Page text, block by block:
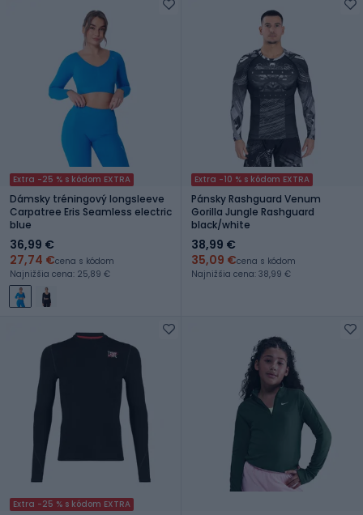
Extra -25 % s kódom EXTRA
Dámsky tréningový longsleeve
Carpatree Eris Seamless electric
blue
36,99 €
27,74 €cena s kódom
Najnižšia cena: 25,89 €
Extra -10 % s kódom EXTRA
Pánsky Rashguard Venum
Gorilla Jungle Rashguard
black/white
38,99 €
35,09 €cena s kódom
Najnižšia cena: 38,99 €
Extra -25 % s kódom EXTRA